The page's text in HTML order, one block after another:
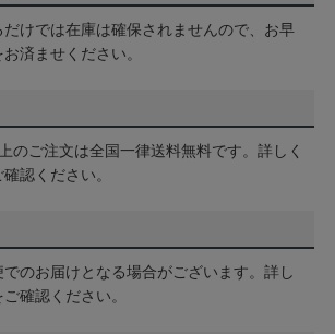
けでは在庫は確保されませんので、お早
済ませください。
のご注文は全国一律送料無料です。詳しく
確認ください。
のお届けとなる場合がございます。詳し
ご確認ください。